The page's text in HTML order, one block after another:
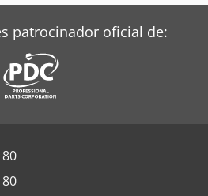
patrocinador oficial de: